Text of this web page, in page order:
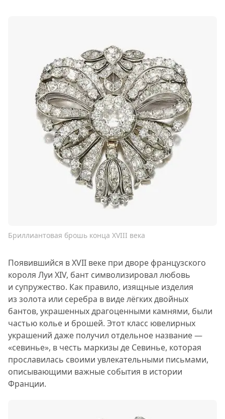
Бриллиантовая брошь конца XVIII века
Появившийся в XVII веке при дворе французского
короля Луи XIV, бант символизировал любовь
и супружество. Как правило, изящные изделия
из золота или серебра в виде лёгких двойных
бантов, украшенных драгоценными камнями, были
частью колье и брошей. Этот класс ювелирных
украшений даже получил отдельное название —
«севинье», в честь маркизы де Севинье, которая
прославилась своими увлекательными письмами,
описывающими важные события в истории
Франции.